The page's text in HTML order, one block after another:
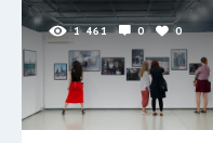
1 461 0 0